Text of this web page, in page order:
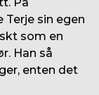
Terje sin egen
som en
Han så
enten det